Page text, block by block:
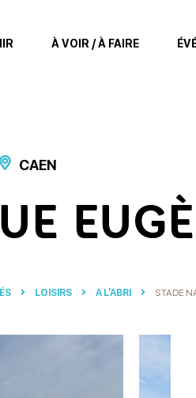
À VOIR / À FAIRE
CAEN
LOISIRS A L’ABRI STADE